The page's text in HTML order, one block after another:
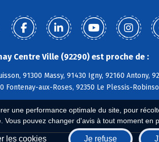
une performance optimale du site, pour
pouvez changer d'avis à tout moment en
les cookies Je refuse
Centre Ville (92290) est proche de :
91300 Massy, 91430 Igny, 92160 Antony,
Fontenay-aux-Roses, 92350 Le Plessis-